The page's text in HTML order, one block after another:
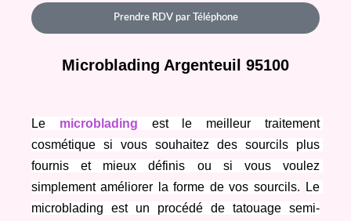
Prendre RDV par Téléphone
Microblading Argenteuil 95100
Le microblading est le meilleur traitement
cosmétique si vous souhaitez des sourcils plus
fournis et mieux définis ou si vous voulez
simplement améliorer la forme de vos sourcils.
Le
microblading est un procédé de tatouage semi-